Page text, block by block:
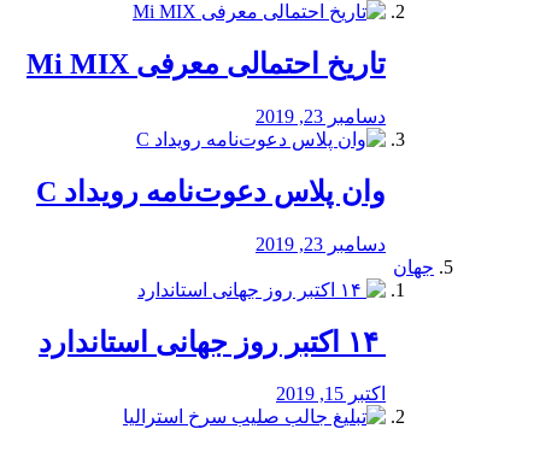
تاریخ احتمالی معرفی Mi MIX
دسامبر 23, 2019
وان پلاس دعوت‌نامه رویداد C
دسامبر 23, 2019
جهان
اکتبر 15, 2019